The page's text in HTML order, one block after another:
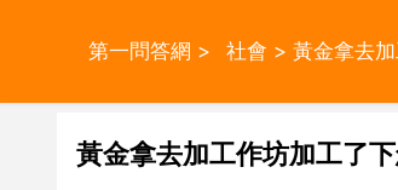
第一問答網 > 社會 > 黃金拿去
黃金拿去加工作坊加工了